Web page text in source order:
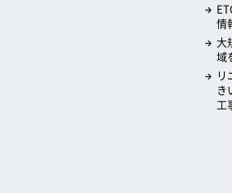
情
大
域
リ
き
工